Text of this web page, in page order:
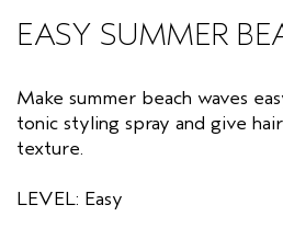
CUOIO CAPELLUTO SENSIBILE
PURE ABUNDANCE
TUTTE LE COLLEZIONI
VIAGGIO
EASY SUMMER
Make summer beach waves
tonic styling spray and give
texture.
LEVEL: Easy